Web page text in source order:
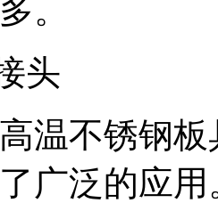
。
头
不锈钢板
广泛的应用